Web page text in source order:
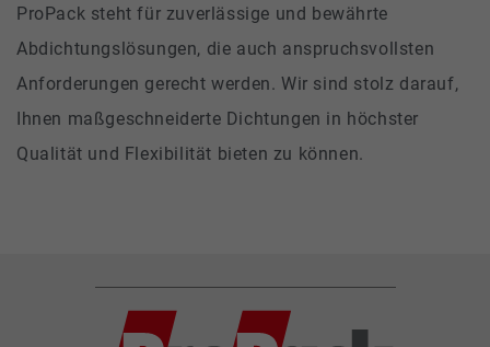
ProPack steht für zuverlässige und bewährte
Abdichtungslösungen, die auch anspruchsvollsten
Anforderungen gerecht werden. Wir sind stolz darauf,
Ihnen maßgeschneiderte Dichtungen in höchster
Qualität und Flexibilität bieten zu können.